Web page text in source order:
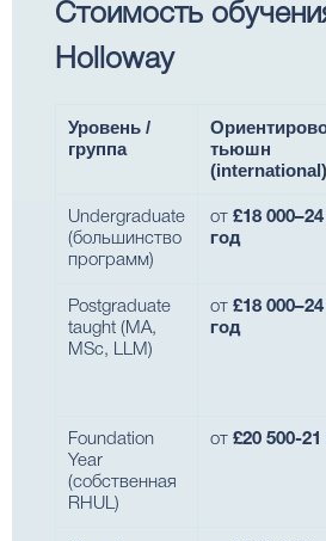
Стоимость
Holloway
Уровень /
группа
тьюшн
(international)
Undergraduate
(большинство
программ)
от £18
год
Postgraduate
taught (MA,
MSc, LLM)
от £18
год
Foundation
Year
(собственная
RHUL)
от £20 500-21